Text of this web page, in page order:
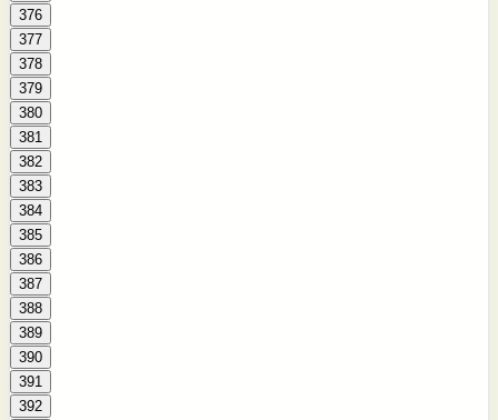
376
377
378
379
380
381
382
383
384
385
386
387
388
389
390
391
392